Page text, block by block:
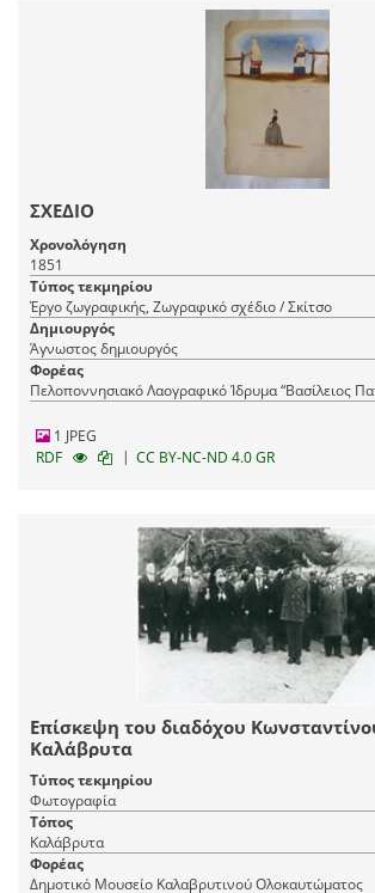
ΣΧΕΔΙΟ
Χρονολόγηση
1851
Τύπος τεκμηρίου
Έργο ζωγραφικής, Ζωγραφικό σχέδιο / Σκίτσο
Δημιουργός
Άγνωστος δημιουργός
Φορέας
Πελοποννησιακό Λαογραφικό Ίδρυμα “Βασίλειος
1 JPEG
RDF
| CC BY-NC-ND 4.0 GR
Επίσκεψη του διαδόχου
Καλάβρυτα
Τύπος τεκμηρίου
Φωτογραφία
Τόπος
Καλάβρυτα
Φορέας
Δημοτικό Μουσείο Καλαβρυτινού Ολοκαυτώματος